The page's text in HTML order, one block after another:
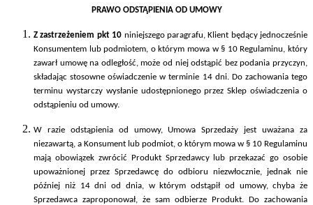
PRAWO ODSTĄPIENIA OD UMOWY
Z zastrzeżeniem pkt 10 niniejszego paragrafu, Klient będący jednocześnie
Konsumentem lub podmiotem, o którym mowa w § 10 Regulaminu, który
zawarł umowę na odległość, może od niej odstąpić bez podania przyczyn,
składając stosowne oświadczenie w terminie 14 dni. Do zachowania tego
terminu wystarczy wysłanie udostępnionego przez Sklep oświadczenia o
odstąpieniu od umowy.
W razie odstąpienia od umowy, Umowa Sprzedaży jest uważana za
niezawartą, a Konsument lub podmiot, o którym mowa w § 10 Regulaminu
mają obowiązek zwrócić Produkt Sprzedawcy lub przekazać go osobie
upoważnionej przez Sprzedawcę do odbioru niezwłocznie, jednak nie
później niż 14 dni od dnia, w którym odstąpił od umowy, chyba że
Sprzedawca zaproponował, że sam odbierze Produkt. Do zachowania